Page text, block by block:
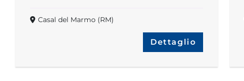
Casal del Marmo (RM)
Dettaglio